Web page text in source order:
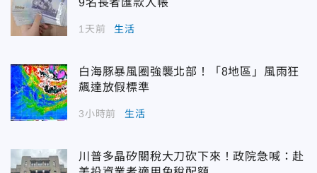
9名長者匯款入帳
1天前 生活
白海豚暴風圈強襲北部！「8地區」風雨狂
飆達放假標準
3小時前 生活
川普多晶矽關稅大刀砍下來！政院急喊：赴